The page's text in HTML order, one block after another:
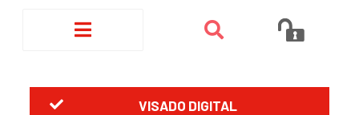
VISADO DIGITAL